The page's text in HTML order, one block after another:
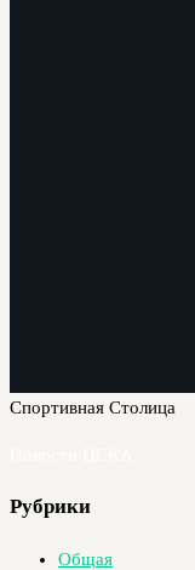
Спортивная Столица
Рубрики
Общая